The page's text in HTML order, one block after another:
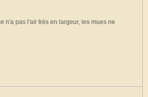
n'a pas l'air très en largeur, les mues ne